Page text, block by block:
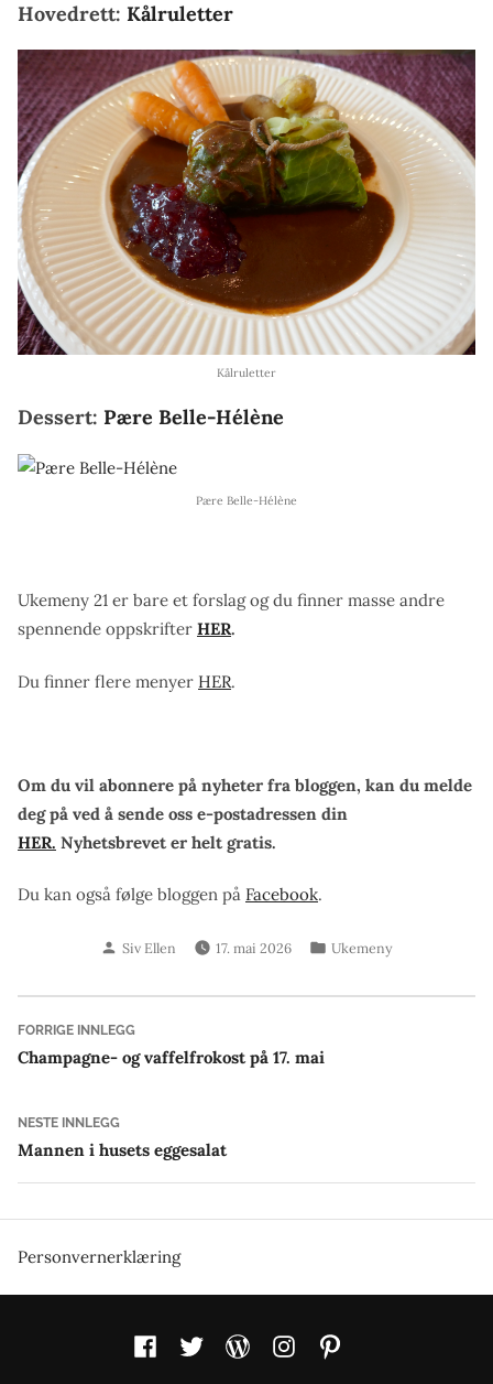
Hovedrett: Kålruletter
Kålruletter
Dessert: Pære Belle-Hélène
Pære Belle-Hélène
Ukemeny 21 er bare et forslag og du finner masse andre
spennende oppskrifter HER.
Du finner flere menyer HER.
Om du vil abonnere på nyheter fra bloggen, kan du melde
deg på ved å sende oss e-postadressen din
HER. Nyhetsbrevet er helt gratis.
Du kan også følge bloggen på Facebook.
Skrevet
Siv Ellen 17. mai 2026
Publisert
Ukemeny
Innleggsnavigasjon
FORRIGE INNLEGGForrige
innlegg:
Champagne- og vaffelfrokost på 17. mai
NESTE INNLEGGNeste
innlegg:
Mannen i husets eggesalat
Personvernerklæring
FacebookTwitter WordPressInstagramPinterest